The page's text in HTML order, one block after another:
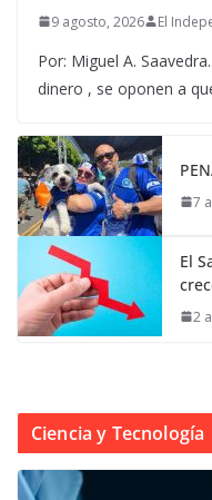
9 agosto, 2026 El
Por: Miguel A.
dinero , se oponen a
7
El
2
Ciencia y Tecnología